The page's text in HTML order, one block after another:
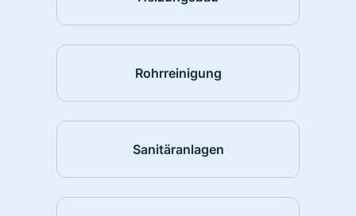
Rohrreinigung
Sanitäranlagen